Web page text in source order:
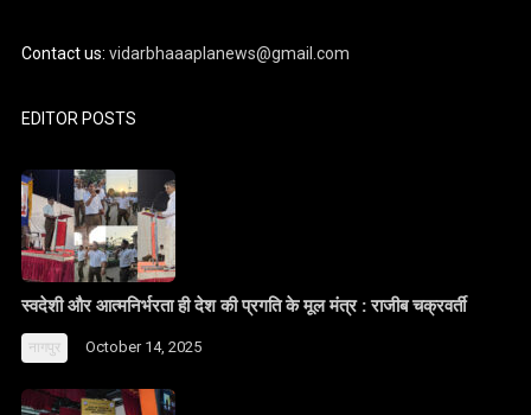
Contact us:vidarbhaaaplanews@gmail.com
EDITOR POSTS
स्वदेशी और आत्मनिर्भरता ही देश की प्रगति के मूल मंत्र : राजीब चक्रवर्ती
नागपुर October 14, 2025